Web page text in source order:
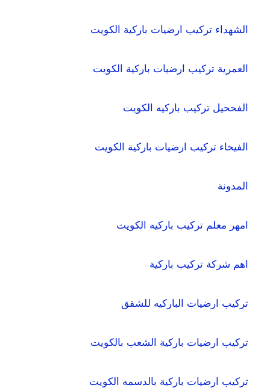
الشهداء تركيب ارضيات باركية الكويت
العمرية تركيب ارضيات باركية الكويت
الفححيل تركيب باركيه الكويت
الفيحاء تركيب ارضيات باركية الكويت
المدونة
امهر معلم تركيب باركيه الكويت
اهم شركة تركيب باركية
تركيب ارضيات الباركيه للشقق
تركيب ارضيات باركية الشعب بالكويت
تركيب ارضيات باركية بالدسمه الكويت